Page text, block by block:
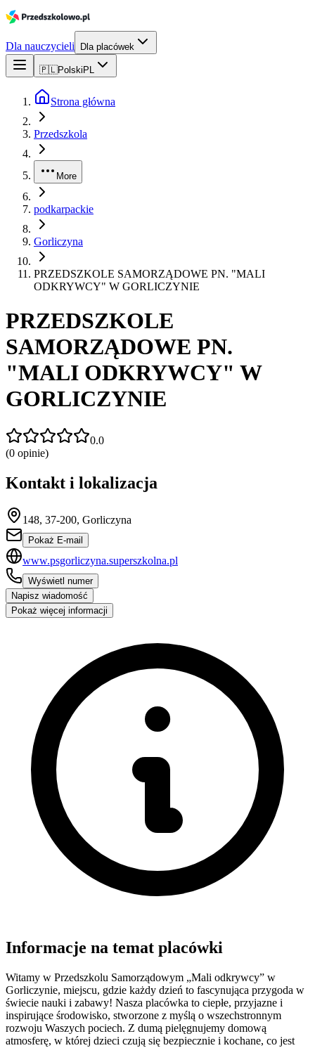
Dla nauczycieli Dla placówek
🇵🇱Polski PL
Strona główna
Przedszkola
More
podkarpackie
Gorliczyna
PRZEDSZKOLE SAMORZĄDOWE PN. "MALI
ODKRYWCY" W GORLICZYNIE
PRZEDSZKOLE
SAMORZĄDOWE PN.
"MALI ODKRYWCY" W
GORLICZYNIE
0.0
(0 opinie)
Kontakt i lokalizacja
148, 37-200, Gorliczyna
Pokaż E-mail
www.psgorliczyna.superszkolna.pl
Wyświetl numer
Napisz wiadomość
Pokaż więcej informacji
Informacje na temat placówki
Witamy w Przedszkolu Samorządowym „Mali odkrywcy” w
Gorliczynie, miejscu, gdzie każdy dzień to fascynująca przygoda w
świecie nauki i zabawy! Nasza placówka to ciepłe, przyjazne i
inspirujące środowisko, stworzone z myślą o wszechstronnym
rozwoju Waszych pociech. Z dumą pielęgnujemy domową
atmosferę, w której dzieci czują się bezpiecznie i kochane, co jest